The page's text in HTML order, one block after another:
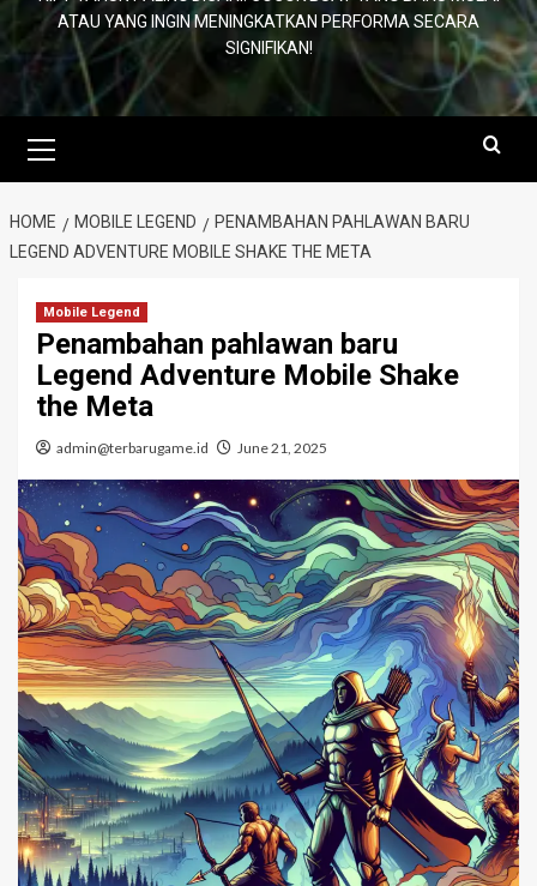
ATAU YANG INGIN MENINGKATKAN PERFORMA SECARA
SIGNIFIKAN!
Menu
HOME MOBILE LEGEND
PENAMBAHAN PAHLAWAN BARU
LEGEND ADVENTURE MOBILE SHAKE THE META
Mobile Legend
Penambahan pahlawan baru
Legend Adventure Mobile Shake
the Meta
admin@terbarugame.id June 21, 2025